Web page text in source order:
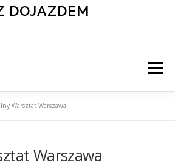
DOJAZDEM
Menu
BLOG
Warsztat Warszawa
Warszawa